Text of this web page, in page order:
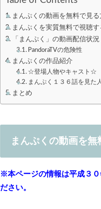
まんぷくの動画を無料で見る
まんぷくを実質無料で視聴す
「まんぷく」の動画配信状況
PandoraTVの危険性
まんぷくの作品紹介
☆登場人物やキャスト☆
まんぷく１３６話を見た
まとめ
まんぷくの動画を無
※本ページの情報は平成３
ださい。